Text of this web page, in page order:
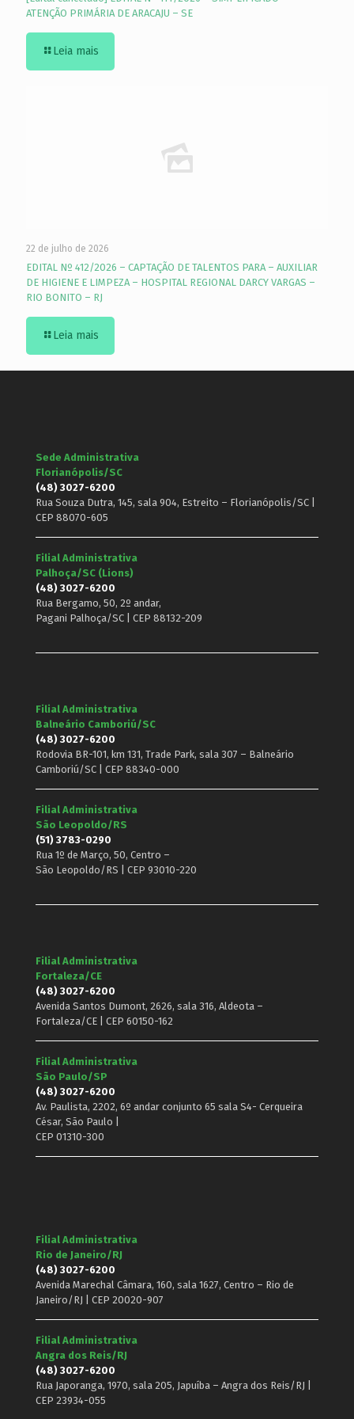
ATENÇÃO PRIMÁRIA DE ARACAJU – SE
Leia mais
22 de julho de 2026
EDITAL Nº 412/2026 – CAPTAÇÃO DE TALENTOS PARA – AUXILIAR
DE HIGIENE E LIMPEZA – HOSPITAL REGIONAL DARCY VARGAS –
RIO BONITO – RJ
Leia mais
Sede Administrativa
Florianópolis/SC
(48) 3027-6200
Rua Souza Dutra, 145, sala 904, Estreito – Florianópolis/SC |
CEP 88070-605
Filial Administrativa
Palhoça/SC (Lions)
(48) 3027-6200
Rua Bergamo, 50, 2º andar,
Pagani Palhoça/SC | CEP 88132-209
Filial Administrativa
Balneário Camboriú/SC
(48) 3027-6200
Rodovia BR-101, km 131, Trade Park, sala 307 – Balneário
Camboriú/SC | CEP 88340-000
Filial Administrativa
São Leopoldo/RS
(51) 3783-0290
Rua 1º de Março, 50, Centro –
São Leopoldo/RS | CEP 93010-220
Filial Administrativa
Fortaleza/CE
(48) 3027-6200
Avenida Santos Dumont, 2626, sala 316, Aldeota –
Fortaleza/CE | CEP 60150-162
Filial Administrativa
São Paulo/SP
(48) 3027-6200
Av. Paulista, 2202, 6º andar conjunto 65 sala S4- Cerqueira
César, São Paulo |
CEP 01310-300
Filial Administrativa
Rio de Janeiro/RJ
(48) 3027-6200
Avenida Marechal Câmara, 160, sala 1627, Centro – Rio de
Janeiro/RJ | CEP 20020-907
Filial Administrativa
Angra dos Reis/RJ
(48) 3027-6200
Rua Japoranga, 1970, sala 205, Japuíba – Angra dos Reis/RJ |
CEP 23934-055